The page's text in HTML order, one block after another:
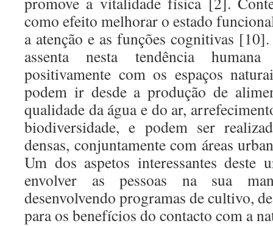
como efeito melhorar o estado
a atenção e as funções cognitivas
assenta nesta tendência
positivamente com os espaços
podem ir desde a produção de
qualidade da água e do ar,
biodiversidade, e podem ser
densas, conjuntamente com áreas
Um dos aspetos interessantes deste
envolver as pessoas na sua
desenvolvendo programas de cultivo,
para os benefícios do contacto com a